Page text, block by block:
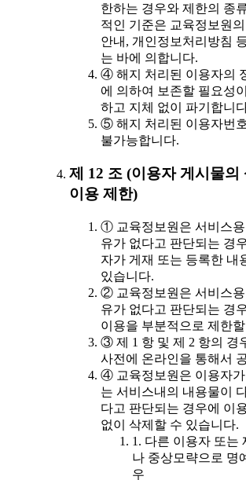
한하는 경우와 제한의 종
적인 기준은 교육정보원
안내, 개인정보처리방침
는 바에 의합니다.
④ 해지 처리된 이용자의
에 의하여 보존할 필요성
하고 지체 없이 파기합니
⑤ 해지 처리된 이용자번
불가능합니다.
제 12 조 (이용자 게시물의
이용 제한)
① 교육정보원은 서비스용
유가 없다고 판단되는 경
자가 게재 또는 등록한 내
있습니다.
② 교육정보원은 서비스용
유가 없다고 판단되는 경
이용을 부분적으로 제한
③ 제 1 항 및 제 2 항의 경
사전에 온라인을 통해서
④ 교육정보원은 이용자
는 서비스내의 내용물이
다고 판단되는 경우에 이
없이 삭제할 수 있습니다.
1. 다른 이용자 또는
나 중상모략으로 명
우